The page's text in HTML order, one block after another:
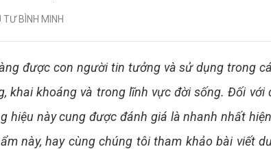
BÌNH MINH
được con người tin tưởng và sử dụng trong
khai khoáng và trong lĩnh vực đời sống. Đối với
hiệu này cung được đánh giá là nhanh nhất
này, hay cùng chúng tôi tham khảo bài viết